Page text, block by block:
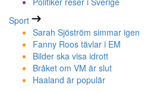
Sport
Sarah Sjöström simmar igen
Fanny Roos tävlar i EM
Bilder ska visa idrott
Bråket om VM är slut
Haaland är populär